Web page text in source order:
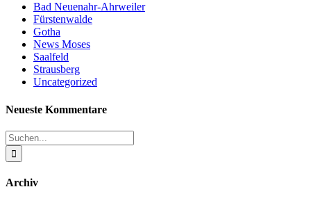
Bad Neuenahr-Ahrweiler
Fürstenwalde
Gotha
News Moses
Saalfeld
Strausberg
Uncategorized
Neueste Kommentare
Suche
nach:
Archiv